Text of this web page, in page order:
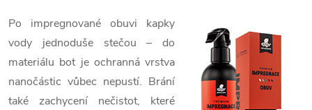
Po impregnované obuvi kapky
vody jednoduše stečou – do
materiálu bot je ochranná vrstva
nanočástic vůbec nepustí. Brání
také zachycení nečistot, které